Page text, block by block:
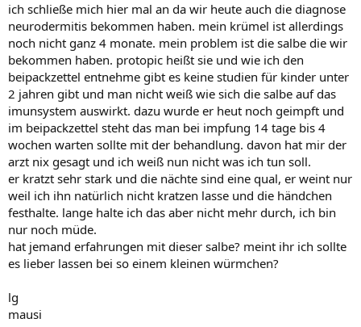
ich schließe mich hier mal an da wir heute auch die diagnose
neurodermitis bekommen haben. mein krümel ist allerdings
noch nicht ganz 4 monate. mein problem ist die salbe die wir
bekommen haben. protopic heißt sie und wie ich den
beipackzettel entnehme gibt es keine studien für kinder unter
2 jahren gibt und man nicht weiß wie sich die salbe auf das
imunsystem auswirkt. dazu wurde er heut noch geimpft und
im beipackzettel steht das man bei impfung 14 tage bis 4
wochen warten sollte mit der behandlung. davon hat mir der
arzt nix gesagt und ich weiß nun nicht was ich tun soll.
er kratzt sehr stark und die nächte sind eine qual, er weint nur
weil ich ihn natürlich nicht kratzen lasse und die händchen
festhalte. lange halte ich das aber nicht mehr durch, ich bin
nur noch müde.
hat jemand erfahrungen mit dieser salbe? meint ihr ich sollte
es lieber lassen bei so einem kleinen würmchen?
lg
mausi